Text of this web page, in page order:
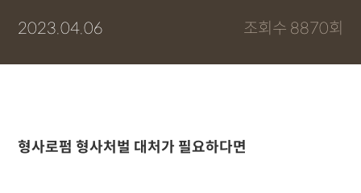
2023.04.06 조회수 8870회
형사로펌 형사처벌 대처가 필요하다면